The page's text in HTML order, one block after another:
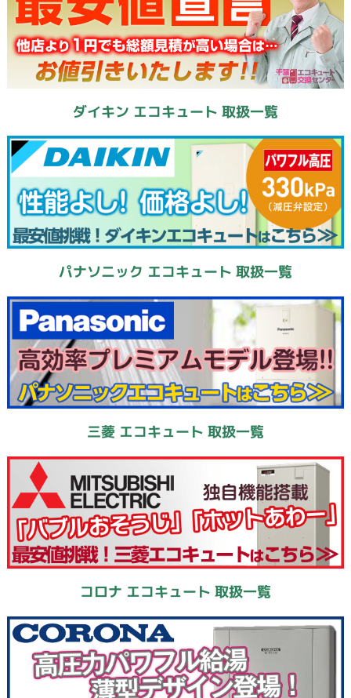
ダイキン エコキュート 取扱一覧
パナソニック エコキュート 取扱一覧
三菱 エコキュート 取扱一覧
コロナ エコキュート 取扱一覧